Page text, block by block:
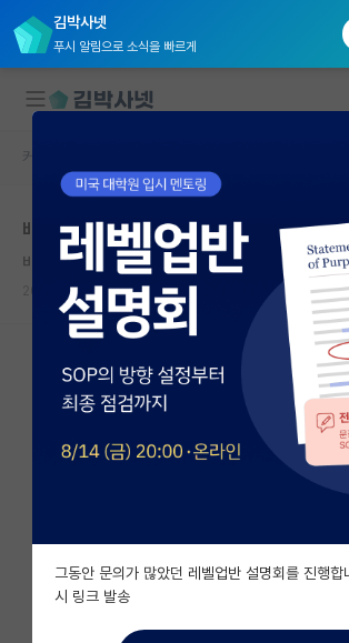
김박사넷
푸시 알림으로 소식을 빠르게
대학원생 모집
국내대학원 정보
연구실&오픈랩
커뮤니티
커뮤니티 홈
전체글보기
베스트 게시판
자유 게시판(아무개랩)
미국 유학 게시판
미국 대학원 합격 후기 게시판
커뮤니티 홈
배터리랩 생각중인데 배터리망한거아니었
비관적인 공자
2026.07.08 8 3771
그동안 문의가 많았던 레벨업반 설명회를 진행
시 링크 발송